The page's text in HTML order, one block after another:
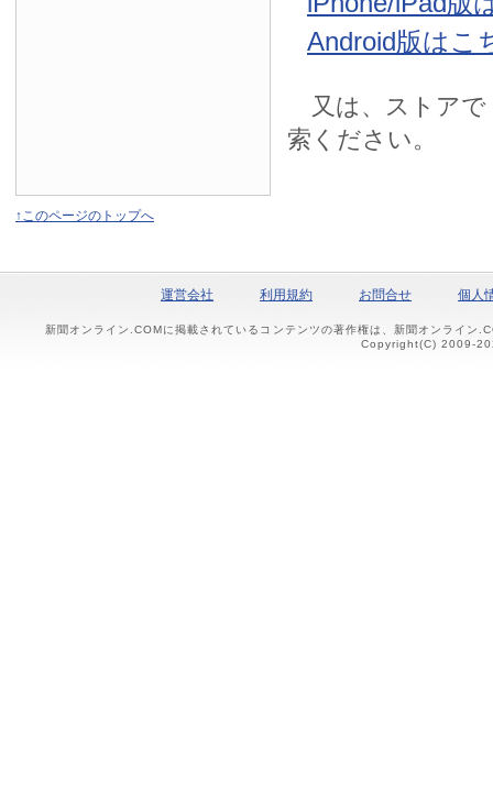
Android版はこ
又は、ストアで
索ください。
↑このページのトップへ
運営会社 利用規約 お問合せ 個人
新聞オンライン.COMに掲載されているコンテンツの著作権は、新聞オンライン
Copyright(C) 2009-